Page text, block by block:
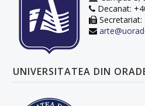
Decanat:
Secretariat:
UNIVERSITATEA DIN